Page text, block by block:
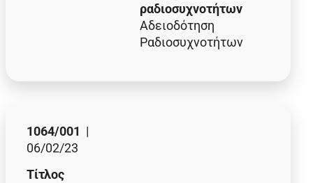
ραδιοσυχνοτήτων
Αδειοδότηση
Ραδιοσυχνοτήτων
1064/001 |
06/02/23
Τίτλος